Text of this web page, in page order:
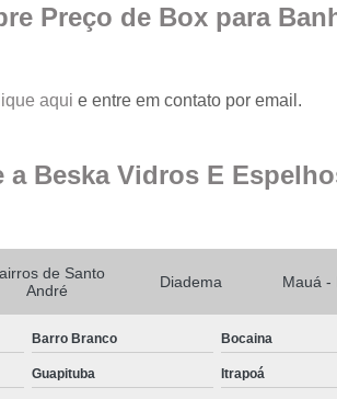
Preço de Box para
aqui e entre em contato por email.
a Beska Vidros E
de Santo
André
Diadema Mauá -
Barro Branco Bocaina
Guapituba Itrapoá